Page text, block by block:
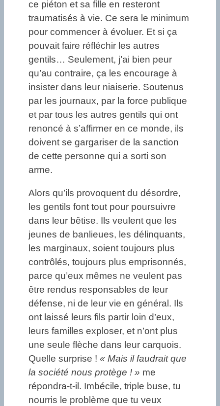
ce piéton et sa fille en resteront
traumatisés à vie. Ce sera le minimum
pour commencer à évoluer. Et si ça
pouvait faire réfléchir les autres
gentils… Seulement, j’ai bien peur
qu’au contraire, ça les encourage à
insister dans leur niaiserie. Soutenus
par les journaux, par la force publique
et par tous les autres gentils qui ont
renoncé à s’affirmer en ce monde, ils
doivent se gargariser de la sanction
de cette personne qui a sorti son
arme.
Alors qu’ils provoquent du désordre,
les gentils font tout pour poursuivre
dans leur bêtise. Ils veulent que les
jeunes de banlieues, les délinquants,
les marginaux, soient toujours plus
contrôlés, toujours plus emprisonnés,
parce qu’eux mêmes ne veulent pas
être rendus responsables de leur
défense, ni de leur vie en général. Ils
ont laissé leurs fils partir loin d’eux,
leurs familles exploser, et n’ont plus
une seule flèche dans leur carquois.
Quelle surprise ! « Mais il faudrait que
la société nous protège ! » me
répondra-t-il. Imbécile, triple buse, tu
nourris le problème que tu veux